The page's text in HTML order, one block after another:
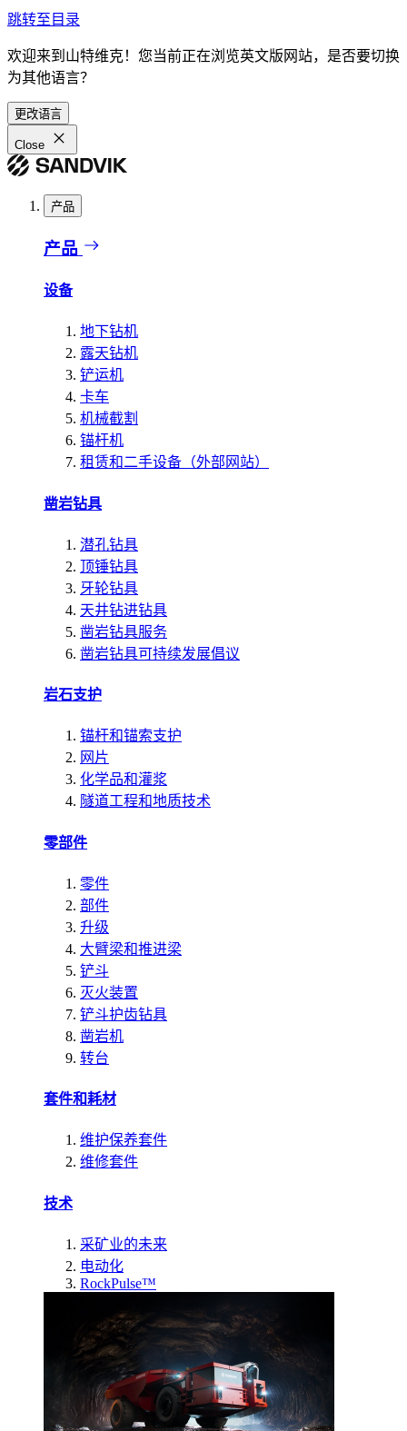
跳转至目录
欢迎来到山特维克！您当前正在浏览英文版网站，是否要切换
为其他语言？
更改语言
Close
产品
产品
设备
地下钻机
露天钻机
铲运机
卡车
机械截割
锚杆机
租赁和二手设备（外部网站）
凿岩钻具
潜孔钻具
顶锤钻具
牙轮钻具
天井钻进钻具
凿岩钻具服务
凿岩钻具可持续发展倡议
岩石支护
锚杆和锚索支护
网片
化学品和灌浆
隧道工程和地质技术
零部件
零件
部件
升级
大臂梁和推进梁
铲斗
灭火装置
铲斗护齿钻具
凿岩机
转台
套件和耗材
维护保养套件
维修套件
技术
采矿业的未来
电动化
RockPulse™